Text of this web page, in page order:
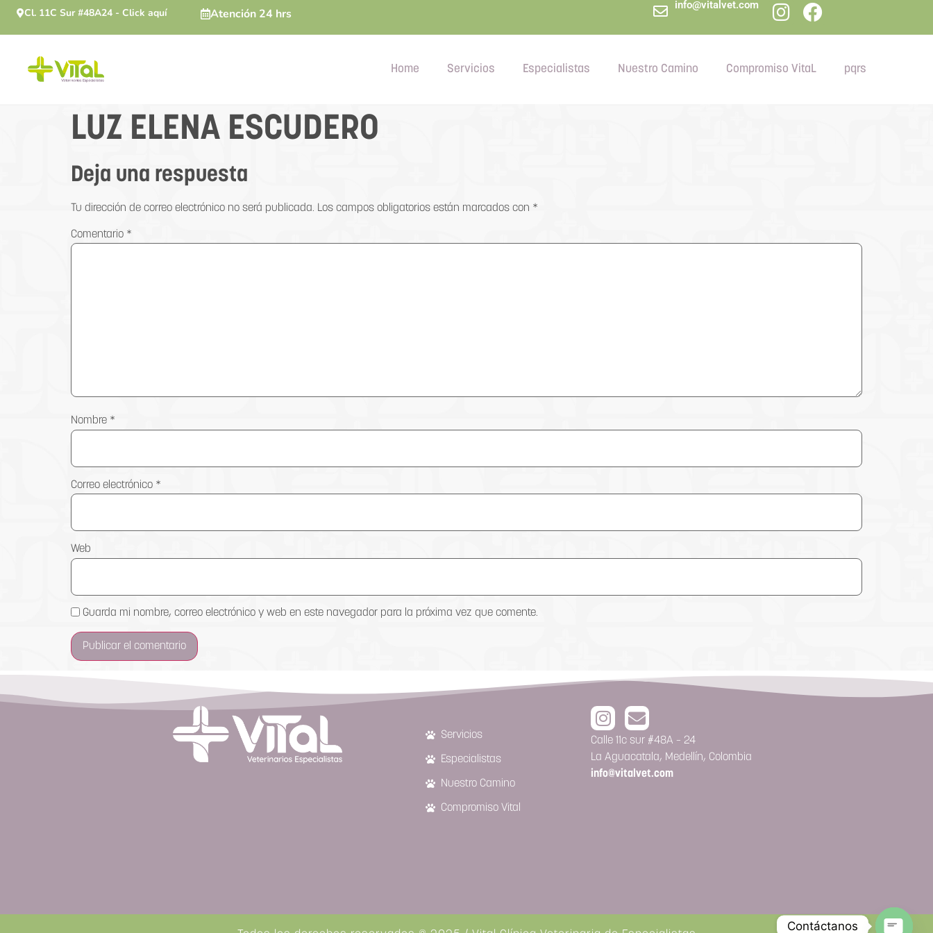
Cl. 11C Sur #48A24 - Click aquí Atención 24 hrs
info@vitalvet.com
Home Servicios Especialistas Nuestro Camino Compromiso VitaL pqrs
LUZ ELENA ESCUDERO
Deja una respuesta
Tu dirección de correo electrónico no será publicada. Los campos obligatorios están marcados con *
Comentario *
Nombre *
Correo electrónico *
Web
Guarda mi nombre, correo electrónico y web en este navegador para la próxima vez que comente.
Servicios
Especialistas
Nuestro Camino
Compromiso Vital
Calle 11c sur #48A – 24
La Aguacatala, Medellín, Colombia
info@vitalvet.com
Contáctanos